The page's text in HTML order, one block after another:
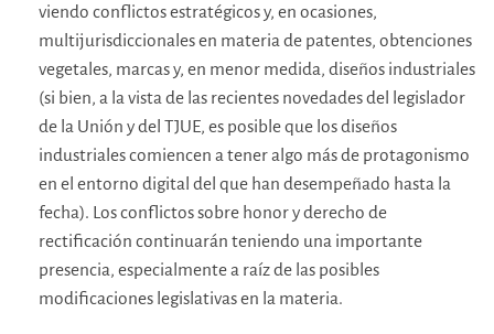
viendo conflictos estratégicos y, en ocasiones,
multijurisdiccionales en materia de patentes, obtenciones
vegetales, marcas y, en menor medida, diseños industriales
(si bien, a la vista de las recientes novedades del legislador
de la Unión y del TJUE, es posible que los diseños
industriales comiencen a tener algo más de protagonismo
en el entorno digital del que han desempeñado hasta la
fecha). Los conflictos sobre honor y derecho de
rectificación continuarán teniendo una importante
presencia, especialmente a raíz de las posibles
modificaciones legislativas en la materia.